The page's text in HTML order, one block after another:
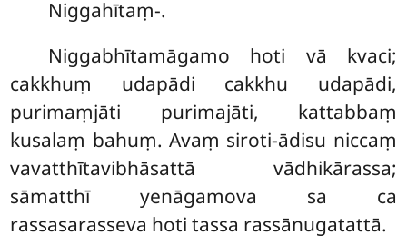
Niggahītaṃ-.
Niggabhītamāgamo hoti vā kvaci;
cakkhuṃ udapādi cakkhu udapādi,
purimaṃjāti purimajāti, kattabbaṃ
kusalaṃ bahuṃ. Avaṃ siroti-ādisu niccaṃ
vavatthītavibhāsattā vādhikārassa;
sāmatthī yenāgamova sa ca
rassasarasseva hoti tassa rassānugatattā.